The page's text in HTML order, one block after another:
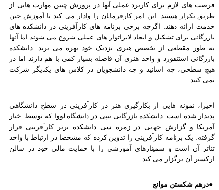
فرصت های لازم برای کاربرد عملی آنها در پرورش چنین مهارت هایی از
طریق تکرار هستند. این امر کارفرمایان را وادار می کند تا آموزش حین
خدمت ارائه دهند. اگرچه برخی برنامه های کارآفرینی در دانشکده های
بازرگانی برای تشکیل و ایجاد لابراتوار های عملی شروع می شوند اما آنها
به طور مقطعی از تخصص هنری نزدیک خود بهره می برند. دانشکده
بازرگانی استنفورد و واحد هنری آن فاصله بسیار کمی با هم دارند اما در
هیچ سطحی، چه اساتید و چه دانشجویان در کلاس های یکدیگر شرکت
نمی کنند
اخیرا، نمونه هایی از بکارگیری هنر در کارآفرینی در سطح دانشگاهی
پدیدار شده است. دانشکده بازرگانی تیپی در دانشگاه لووا که توسط اخبار
آمریکا و گزارش جهانی در زمره سی دانشکده برتر کارآفرینی قرار
گرفته، یک برنامه کارآفرینی را تدوین کرده که مشخصا در ارتباط با واحد
تئاتر آن است و سمینارهای آموزشی را با حمایت مالی خود در سالن
ارکستر آن برگزار می کند
●درهم شکستن موانع